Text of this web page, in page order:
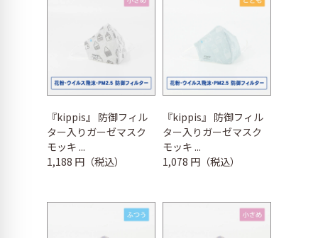
『kippis』 防御フィル
ター入りガーゼマスク
モッキ ...
1,188 円（税込）
『kippis』 防御フィル
ター入りガーゼマスク
モッキ ...
1,078 円（税込）